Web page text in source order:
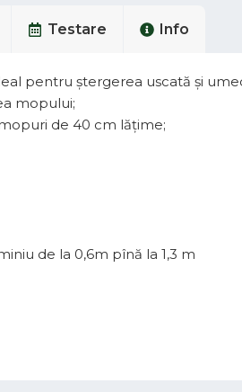
Testare Info
pentru ștergerea uscată și
mopului;
de 40 cm lățime;
de la 0,6m pînă la 1,3 m